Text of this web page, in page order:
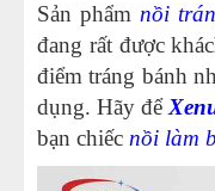
Sản phẩm nồi
đang rất được
điểm tráng bánh
dụng. Hãy để
bạn chiếc nồi làm